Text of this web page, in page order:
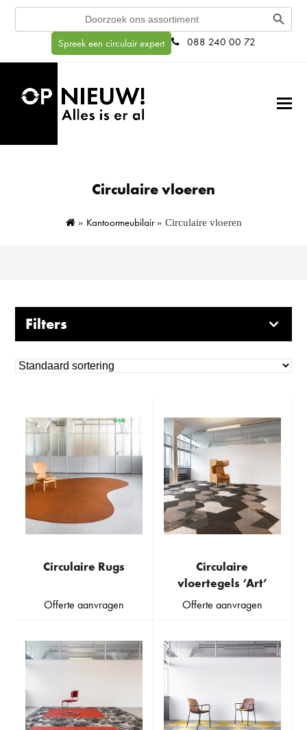
Search
Search Button
Spreek een circulair expert 088 240 00 72
Circulaire vloeren
» Kantoormeubilair» Circulaire vloeren
Filters
Circulaire Rugs
Offerte aanvragen
Circulaire
vloertegels ‘Art’
Offerte aanvragen